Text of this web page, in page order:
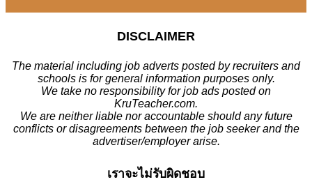
DISCLAIMER
The material including job adverts posted by recruiters and
schools is for general information purposes only.
We take no responsibility for job ads posted on
KruTeacher.com.
We are neither liable nor accountable should any future
conflicts or disagreements between the job seeker and the
advertiser/employer arise.
เราจะไม่รับผิดชอบ